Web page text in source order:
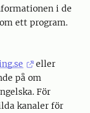
i de
ett program.
eller
på om
För
kanaler för